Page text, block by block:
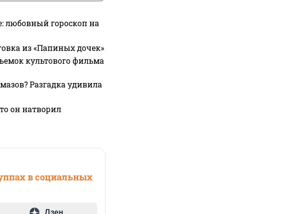
любовный гороскоп на
из «Папиных дочек»
культового фильма
Разгадка удивила
он натворил
в социальных